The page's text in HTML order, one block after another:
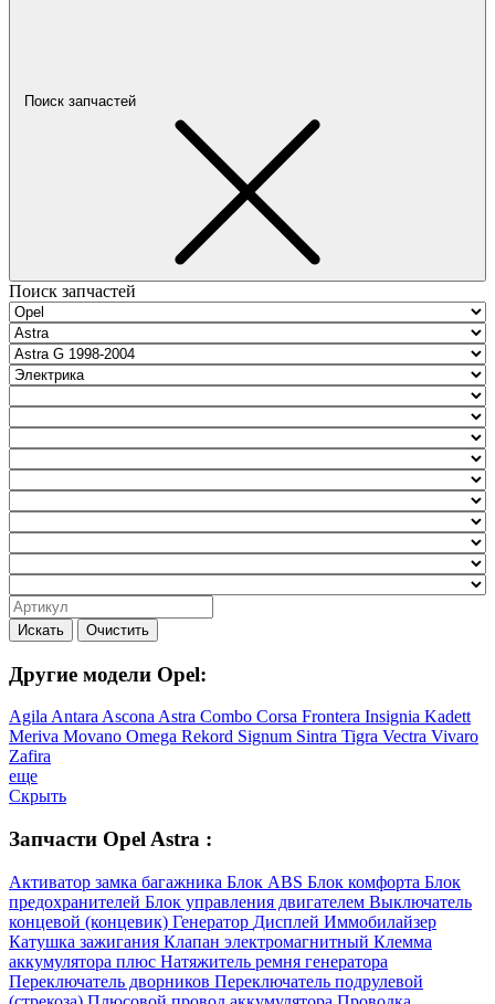
Поиск запчастей
Поиск запчастей
Искать Очистить
Другие модели Opel:
Agila Antara Ascona Astra Combo Corsa Frontera Insignia Kadett
Meriva Movano Omega Rekord Signum Sintra Tigra Vectra Vivaro
Zafira
еще
Скрыть
Запчасти Opel Astra :
Активатор замка багажника Блок ABS Блок комфорта Блок
предохранителей Блок управления двигателем Выключатель
концевой (концевик) Генератор Дисплей Иммобилайзер
Катушка зажигания Клапан электромагнитный Клемма
аккумулятора плюс Натяжитель ремня генератора
Переключатель дворников Переключатель подрулевой